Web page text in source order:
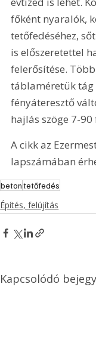
főként nyaralók,
tetőfedéséhez,
is előszeretettel
felerősítése.
táblaméretük tág
fényáteresztő
hajlás szöge 7-
A cikk az
lapszámában
betontetőfedés
Építés, felújítás
Kapcsolódó